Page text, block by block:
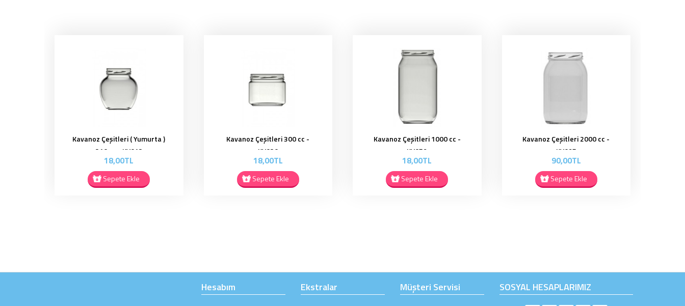
Kavanoz Çeşitleri ( Yumurta )
210 cc - KV012
18,00TL
Sepete Ekle
Kavanoz Çeşitleri 300 cc -
KV020
18,00TL
Sepete Ekle
Kavanoz Çeşitleri 1000 cc -
KV079
18,00TL
Sepete Ekle
Kavanoz Çeşitleri 2000 cc -
KV097
90,00TL
Sepete Ekle
Hesabım Ekstralar Müşteri Servisi SOSYAL HESAPLARIMIZ